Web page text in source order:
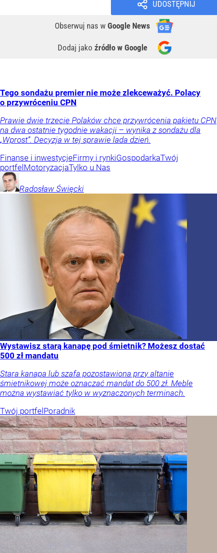
UDOSTĘPNIJ
Obserwuj nas w Google News
Dodaj jako źródło w Google
Tego sondażu premier nie może zlekceważyć. Polacy
o przywróceniu CPN
Prawie dwie trzecie Polaków chce przywrócenia pakietu CPN
na dwa ostatnie tygodnie wakacji – wynika z sondażu dla
„Wprost”. Decyzja w tej sprawie lada dzień.
Finanse i inwestycjeFirmy i rynkiGospodarkaTwój
portfelMotoryzacjaTylko u Nas
Radosław Święcki
Wystawisz starą kanapę pod śmietnik? Możesz dostać
500 zł mandatu
Stara kanapa lub szafa pozostawiona przy altanie
śmietnikowej może oznaczać mandat do 500 zł. Meble
można wystawiać tylko w wyznaczonych terminach.
Twój portfelPoradnik